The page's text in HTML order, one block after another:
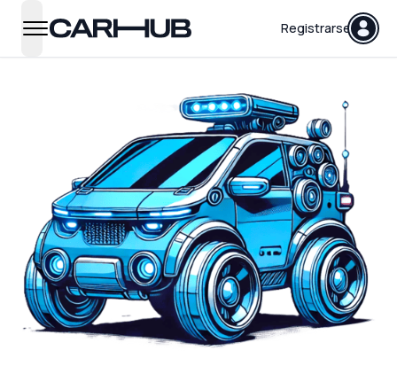
open navigation menu
Carhub Registrarse